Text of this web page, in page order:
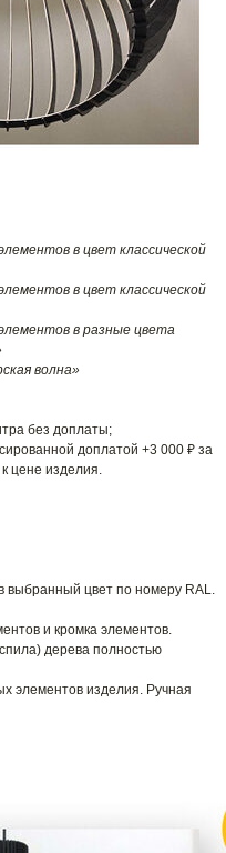
в цвет классической
в цвет классической
в разные цвета
волна»
без доплаты;
доплатой +3 000 ₽ за
цене изделия.
выбранный цвет по номеру RAL.
и кромка элементов.
дерева полностью
элементов изделия. Ручная